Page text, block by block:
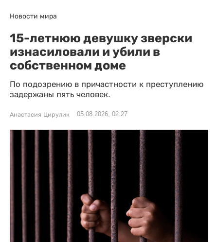
Новости мира
15-летнюю девушку зверски
изнасиловали и убили в
собственном доме
По подозрению в причастности к преступлению
задержаны пять человек.
Анастасия Цирулик 05.08.2026, 02:27